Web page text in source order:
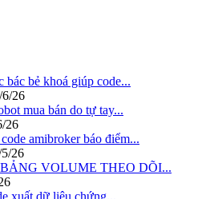
bác bẻ khoá giúp code...
6/26
mua bán do tự tay...
26
amibroker báo điểm...
26
VOLUME THEO DÕI...
xuất dữ liệu chứng...